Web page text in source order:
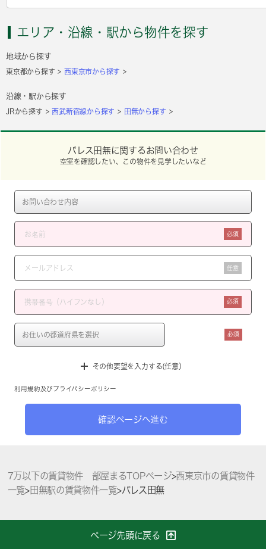
エリア・沿線・駅から物件を探す
地域から探す
東京都から探す 西東京市から探す
沿線・駅から探す
JRから探す 西武新宿線から探す 田無から探す
パレス田無に関するお問い合わせ
空室を確認したい、この物件を見学したいなど
必須
任意
必須
必須
その他要望を入力する(任意）
利用規約 及び プライバシーポリシー
確認ページへ進む
7万以下の賃貸物件 部屋まるTOPページ>西東京市の賃貸物件
一覧>田無駅の賃貸物件一覧>パレス田無
ページ先頭に戻る